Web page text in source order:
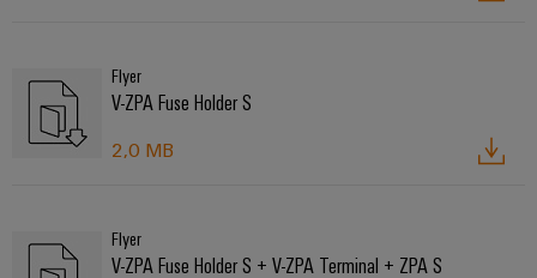
Flyer
V-ZPA Fuse Holder S
2,0 MB
Flyer
V-ZPA Fuse Holder S + V-ZPA Terminal + ZPA S